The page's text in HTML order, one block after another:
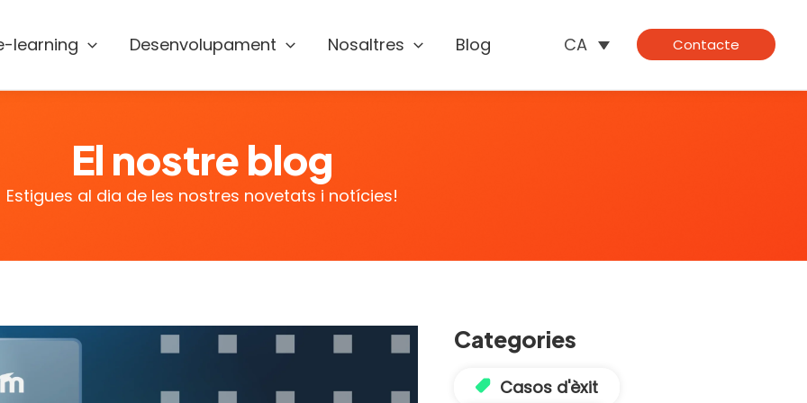
learning Desenvolupament Nosaltres Blog CA Contacte
El nostre blog
Estigues al dia de les nostres novetats i notícies!
Categories
Casos d'èxit